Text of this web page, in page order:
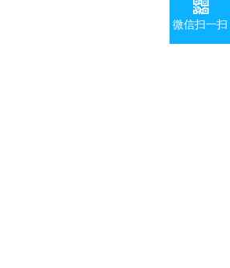
微信扫一扫